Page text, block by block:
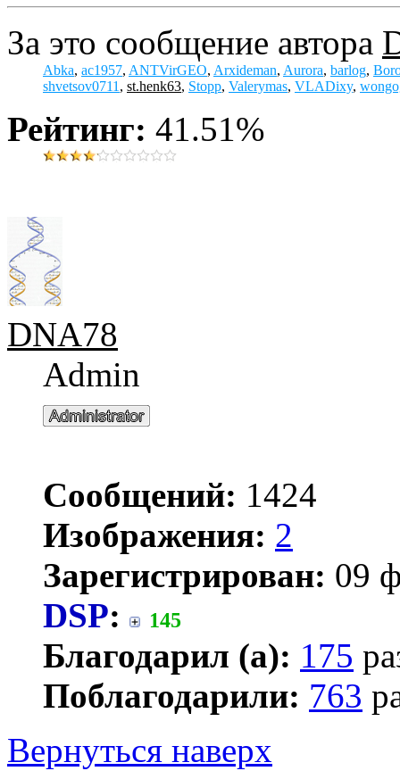
За это сообщение автора
Abka, ac1957, ANTVirGEO, Arxideman, Aurora, barlog,
shvetsov0711 , st.henk63, Stopp, Valerymas, VLADixy,
Рейтинг: 41.51%
DNA78
Admin
Сообщений: 1424
Изображения: 2
Зарегистрирован: 09
DSP: 145
Благодарил (а): 175
Поблагодарили: 763
Вернуться наверх